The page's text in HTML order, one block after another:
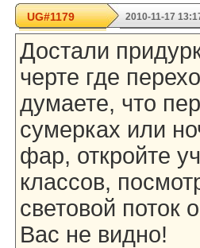
UG#1179 2010-11-17
Достали
черте где
думаете, что
сумерках или
фар, откройте
классов,
световой поток
Вас не видно!